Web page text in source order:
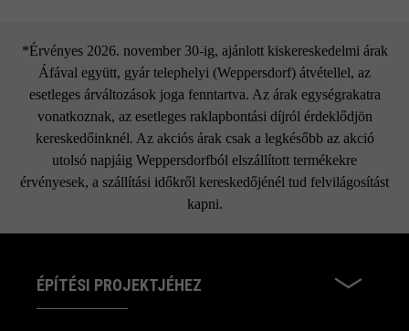
*Érvényes 2026. november 30-ig, ajánlott kiskereskedelmi árak
Áfával együtt, gyár telephelyi (Weppersdorf) átvétellel, az
esetleges árváltozások joga fenntartva. Az árak egységrakatra
vonatkoznak, az esetleges raklapbontási díjról érdeklődjön
kereskedőinknél. Az akciós árak csak a legkésőbb az akció
utolsó napjáig Weppersdorfból elszállított termékekre
érvényesek, a szállítási időkről kereskedőjénél tud felvilágosítást
kapni.
ÉPÍTÉSI PROJEKTJÉHEZ